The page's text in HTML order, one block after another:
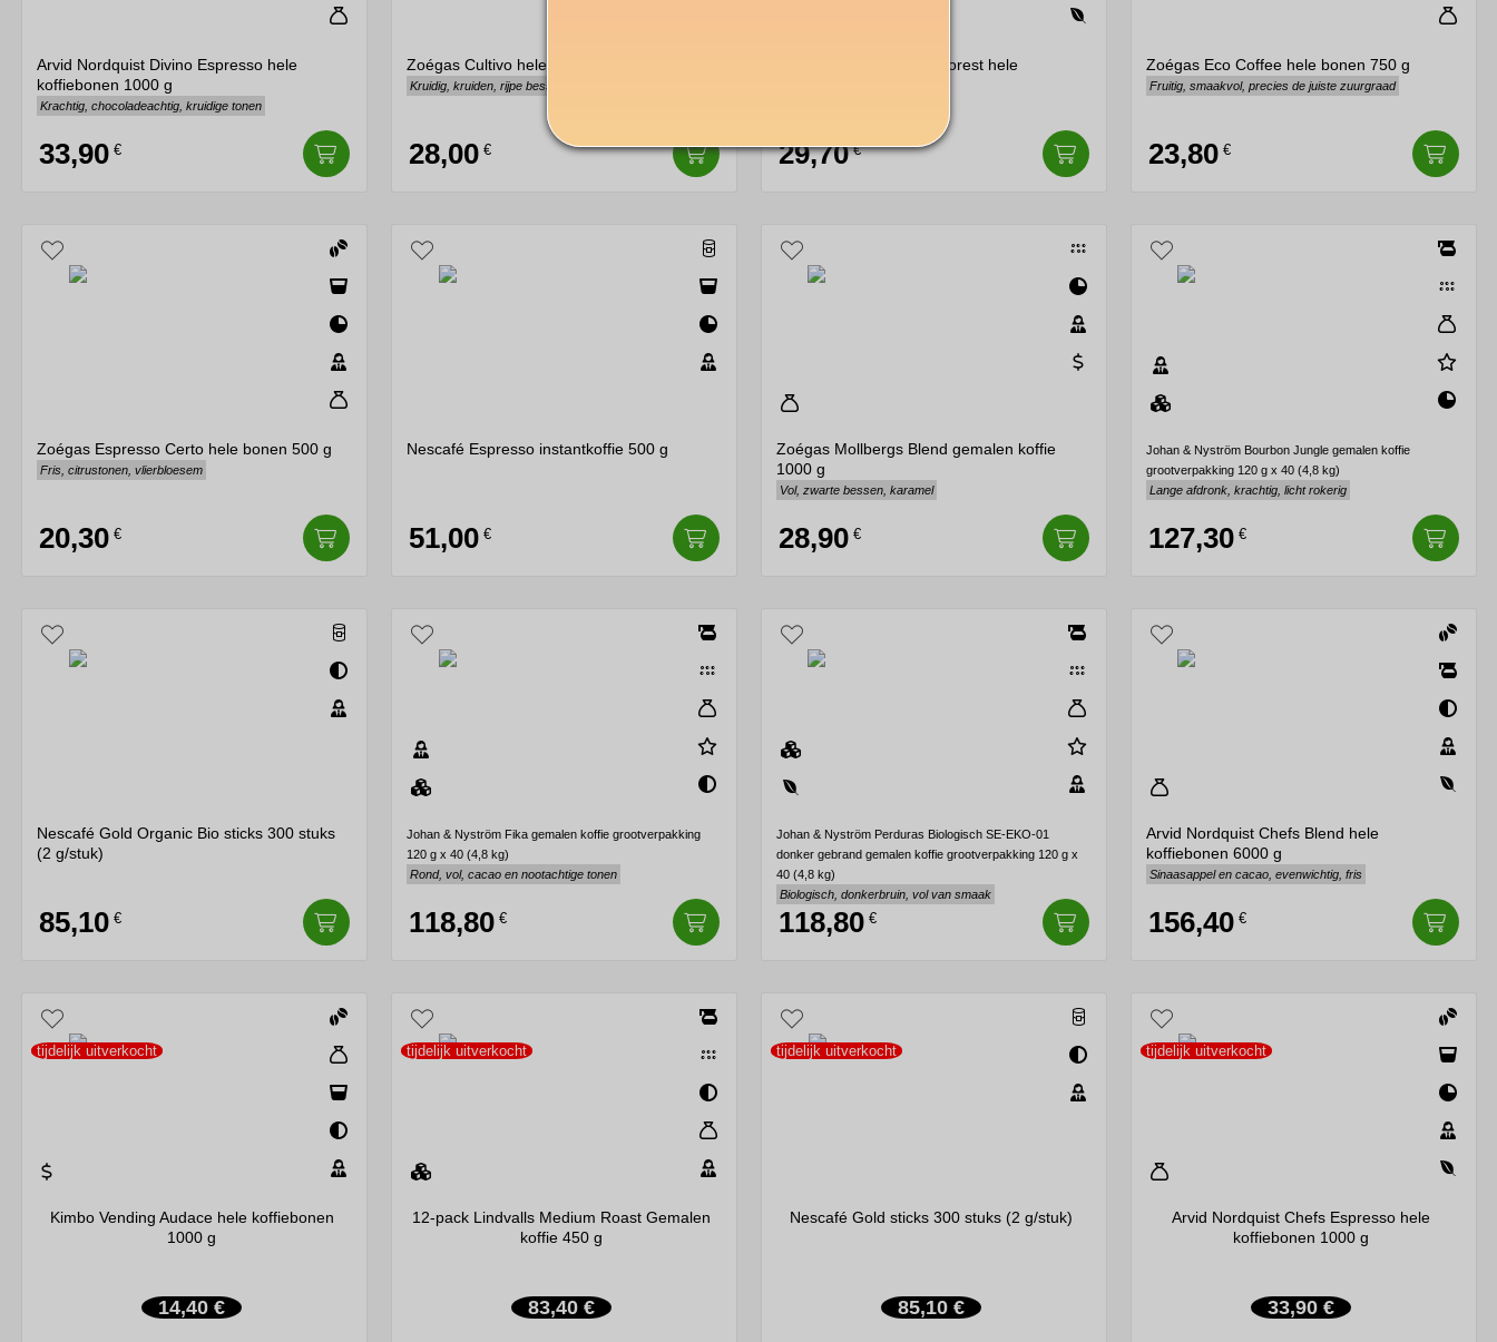
Arvid Nordquist Divino Espresso hele
koffiebonen 1000 g
Krachtig, chocoladeachtig, kruidige tonen
33,90 €
Zoégas Cultivo hele bonen 750 g
Kruidig, kruiden, rijpe bessen
28,00 €
Arvid Nordquist Green Forest hele
29,70€
Zoégas Eco Coffee hele bonen 750 g
Fruitig, smaakvol, precies de juiste zuurgraad
23,80 €
Zoégas Espresso Certo hele bonen 500 g
Fris, citrustonen, vlierbloesem
20,30 €
Nescafé Espresso instantkoffie 500 g
51,00 €
Zoégas Mollbergs Blend gemalen koffie
1000 g
Vol, zwarte bessen, karamel
28,90 €
Johan & Nyström Bourbon Jungle gemalen koffie
grootverpakking 120 g x 40 (4,8 kg)
Lange afdronk, krachtig, licht rokerig
127,30 €
Nescafé Gold Organic Bio sticks 300 stuks
(2 g/stuk)
85,10 €
Johan & Nyström Fika gemalen koffie grootverpakking
120 g x 40 (4,8 kg)
Rond, vol, cacao en nootachtige tonen
118,80 €
Johan & Nyström Perduras Biologisch SE-EKO-01
donker gebrand gemalen koffie grootverpakking 120 g x
40 (4,8 kg)
Biologisch, donkerbruin, vol van smaak
118,80 €
Arvid Nordquist Chefs Blend hele
koffiebonen 6000 g
Sinaasappel en cacao, evenwichtig, fris
156,40 €
tijdelijk uitverkocht
Kimbo Vending Audace hele koffiebonen
1000 g
14,40 €
tijdelijk uitverkocht
12-pack Lindvalls Medium Roast Gemalen
koffie 450 g
83,40 €
tijdelijk uitverkocht
Nescafé Gold sticks 300 stuks (2 g/stuk)
85,10 €
tijdelijk uitverkocht
Arvid Nordquist Chefs Espresso hele
koffiebonen 1000 g
33,90 €